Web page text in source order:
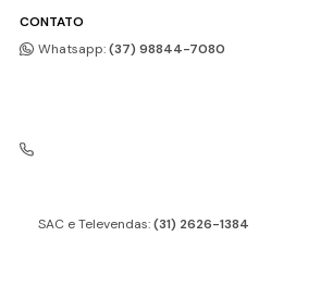
CONTATO
Whatsapp:(37) 98844-7080
SAC e Televendas:(31) 2626-1384